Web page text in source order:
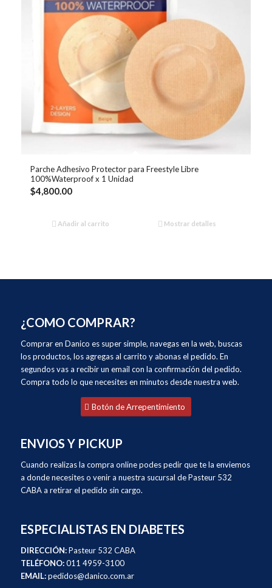
Parche Adhesivo Protector para Freestyle Libre
100%Waterproof x 1 Unidad
$4,800.00
Añadir al carrito Mostrar detalles
¿COMO COMPRAR?
Comprar en Danico es super simple, navegas en la web, buscas
los productos, los agregas al carrito y abonas el pedido. En
segundos vas a recibir un email con la confirmación del pedido.
Compra todo lo que necesites en minutos desde nuestra web.
Botón de Arrepentimiento
ENVIOS Y PICKUP
Cuando realizas la compra online podes pedir que te la enviemos
a donde necesites o venir a nuestra sucursal de Pasteur 532
CABA a retirar el pedido sin cargo.
ESPECIALISTAS EN DIABETES
DIRECCIÓN:Pasteur 532 CABA
TELÉFONO:011 4959-3100
EMAIL:pedidos@danico.com.ar